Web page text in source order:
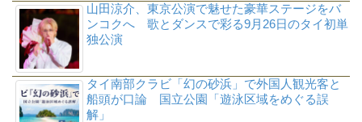
山田涼介、東京公演で魅せた豪華ステージをバ
ンコクへ 歌とダンスで彩る9月26日のタイ初単
独公演
タイ南部クラビ「幻の砂浜」で外国人観光客と
船頭が口論 国立公園「遊泳区域をめぐる誤
解」